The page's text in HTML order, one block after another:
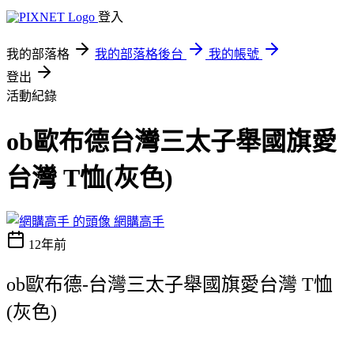
登入
我的部落格 我的部落格後台
我的帳號
登出
活動紀錄
ob歐布德台灣三太子舉國旗愛
台灣 T恤(灰色)
網購高手
12年前
ob歐布德-台灣三太子舉國旗愛台灣 T恤
(灰色)